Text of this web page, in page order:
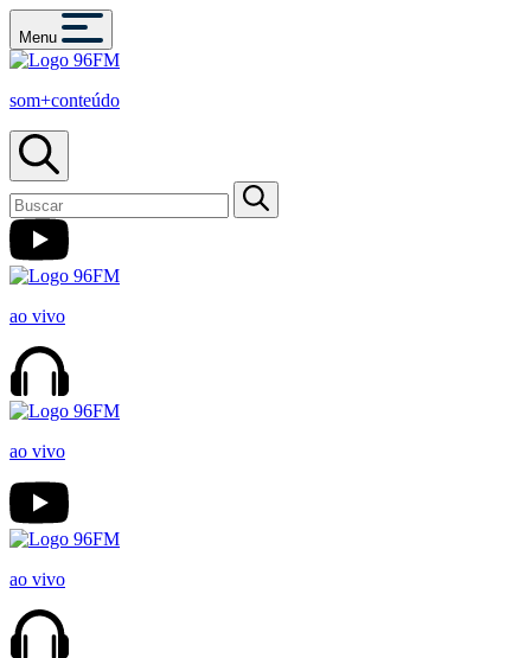
Menu
som+conteúdo
ao vivo
ao vivo
ao vivo